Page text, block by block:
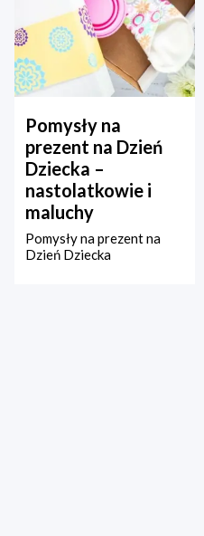
Pomysły na
prezent na Dzień
Dziecka –
nastolatkowie i
maluchy
Pomysły na prezent na
Dzień Dziecka